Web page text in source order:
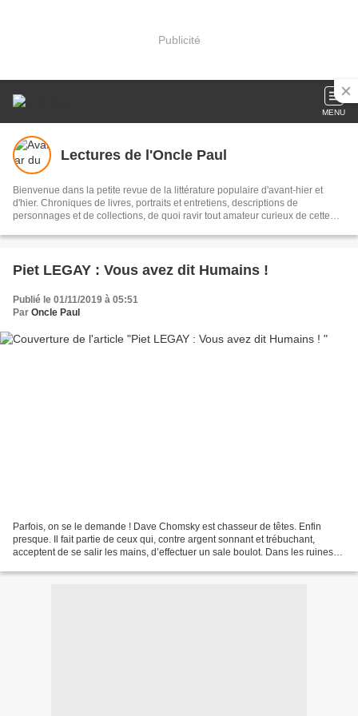
Publicité
MENU
Lectures de l'Oncle Paul
Bienvenue dans la petite revue de la littérature populaire d'avant-hier et
d'hier. Chroniques de livres, portraits et entretiens, descriptions de
personnages et de collections, de quoi ravir tout amateur curieux de cette
Roland Sadaune, artiste peintre, romancier, nouvelliste et cinéphile averti.
Piet LEGAY : Vous avez dit Humains !
Publié le 01/11/2019 à 05:51
Par Oncle Paul
Parfois, on se le demande ! Dave Chomsky est chasseur de têtes. Enfin
presque. Il fait partie de ceux qui, contre argent sonnant et trébuchant,
acceptent de se salir les mains, d’effectuer un sale boulot. Dans les ruines